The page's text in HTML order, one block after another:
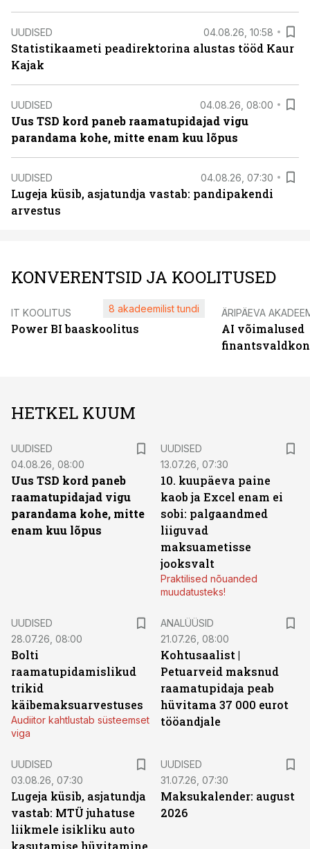
UUDISED 04.08.26, 10:58
Statistikaameti peadirektorina alustas tööd Kaur
Kajak
UUDISED 04.08.26, 08:00
Uus TSD kord paneb raamatupidajad vigu
parandama kohe, mitte enam kuu lõpus
UUDISED 04.08.26, 07:30
Lugeja küsib, asjatundja vastab: pandipakendi
arvestus
KONVERENTSID JA KOOLITUSED
IT KOOLITUS
Power BI baaskoolitus
8 akadeemilist tundi ÄRIPÄEVA
AI võimalused
HETKEL KUUM
UUDISED
04.08.26, 08:00
Uus TSD kord paneb
raamatupidajad vigu
parandama kohe, mitte
enam kuu lõpus
UUDISED
13.07.26, 07:30
10. kuupäeva paine
kaob ja Excel enam ei
sobi: palgaandmed
liiguvad
maksuametisse
jooksvalt
Praktilised nõuanded
muudatusteks!
UUDISED
28.07.26, 08:00
Bolti
raamatupidamislikud
trikid
käibemaksuarvestuses
Audiitor kahtlustab süsteemset
viga
ANALÜÜSID
21.07.26, 08:00
Kohtusaalist |
Petuarveid maksnud
raamatupidaja peab
hüvitama 37 000 eurot
tööandjale
UUDISED
03.08.26, 07:30
Lugeja küsib, asjatundja
vastab: MTÜ juhatuse
liikmele isikliku auto
kasutamise hüvitamine
UUDISED
31.07.26, 07:30
Maksukalender: august
2026